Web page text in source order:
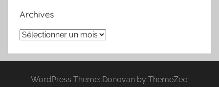
Archives
Archives
WordPress Theme: Donovan by ThemeZee.